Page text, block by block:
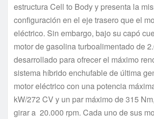
estructura Cell to Body y presenta la
configuración en el eje trasero que el
eléctrico. Sin embargo, bajo su capó
motor de gasolina turboalimentado de
desarrollado para ofrecer el máximo
sistema híbrido enchufable de última
motor eléctrico con una potencia
kW/272 CV y un par máximo de 315
girar a 20.000 rpm. Cada uno de sus